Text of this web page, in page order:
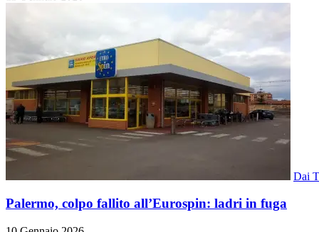
Dai
Palermo, colpo fallito all’Eurospin: ladri in fuga